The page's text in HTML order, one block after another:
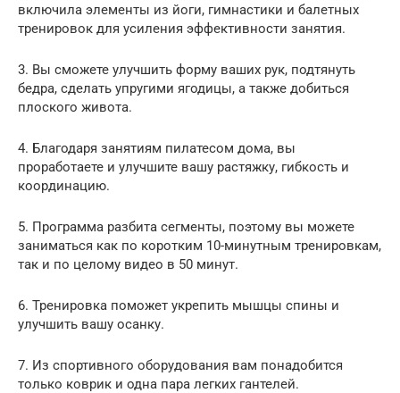
включила элементы из йоги, гимнастики и балетных
тренировок для усиления эффективности занятия.
3. Вы сможете улучшить форму ваших рук, подтянуть
бедра, сделать упругими ягодицы, а также добиться
плоского живота.
4. Благодаря занятиям пилатесом дома, вы
проработаете и улучшите вашу растяжку, гибкость и
координацию.
5. Программа разбита сегменты, поэтому вы можете
заниматься как по коротким 10-минутным тренировкам,
так и по целому видео в 50 минут.
6. Тренировка поможет укрепить мышцы спины и
улучшить вашу осанку.
7. Из спортивного оборудования вам понадобится
только коврик и одна пара легких гантелей.